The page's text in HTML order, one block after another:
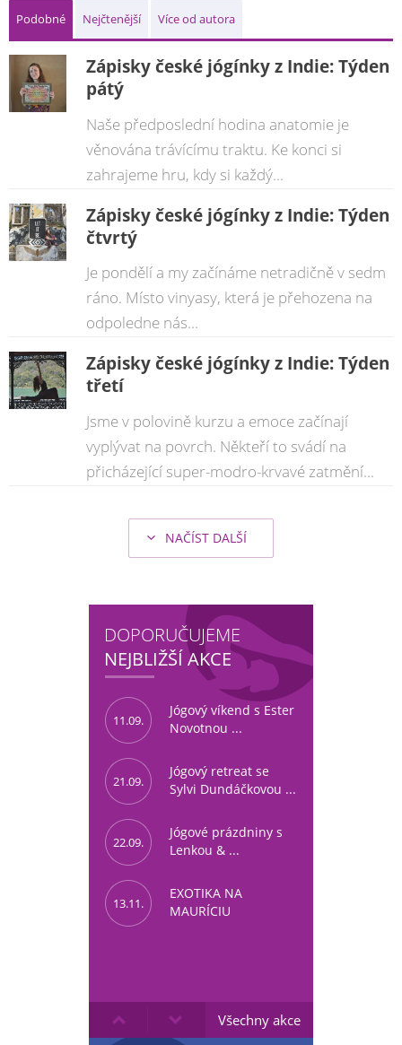
Podobné Nejčtenější Více od autora
Zápisky české jógínky z Indie: Týden
pátý
Naše předposlední hodina anatomie je
věnována trávícímu traktu. Ke konci si
zahrajeme hru, kdy si každý...
Zápisky české jógínky z Indie: Týden
čtvrtý
Je pondělí a my začínáme netradičně v sedm
ráno. Místo vinyasy, která je přehozena na
odpoledne nás...
Zápisky české jógínky z Indie: Týden
třetí
Jsme v polovině kurzu a emoce začínají
vyplývat na povrch. Někteří to svádí na
přicházející super-modro-krvavé zatmění...
NAČÍST DALŠÍ
DOPORUČUJEME
NEJBLIŽŠÍ AKCE
11.09.
Jógový víkend s Ester
Novotnou ...
21.09.
Jógový retreat se
Sylvi Dundáčkovou ...
22.09.
Jógové prázdniny s
Lenkou & ...
13.11.
EXOTIKA NA
MAURÍCIU
Všechny akce